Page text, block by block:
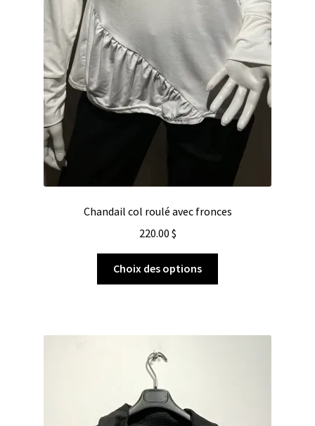
Chandail col roulé avec fronces
220.00 $
Choix des options